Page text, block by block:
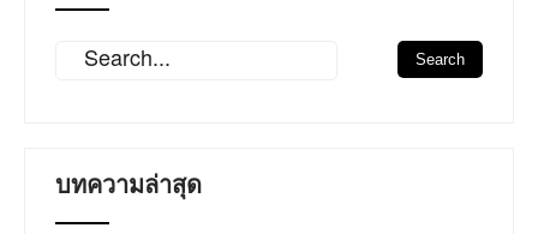
บทความล่าสุด